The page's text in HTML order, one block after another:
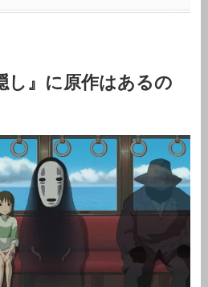
し』に原作はあるの